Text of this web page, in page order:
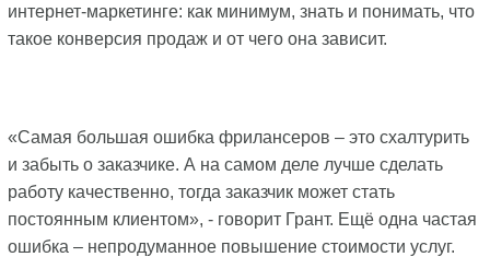
интернет-маркетинге: как минимум, знать и понимать, что
такое конверсия продаж и от чего она зависит.
«Самая большая ошибка фрилансеров – это схалтурить
и забыть о заказчике. А на самом деле лучше сделать
работу качественно, тогда заказчик может стать
постоянным клиентом», - говорит Грант. Ещё одна частая
ошибка – непродуманное повышение стоимости услуг.